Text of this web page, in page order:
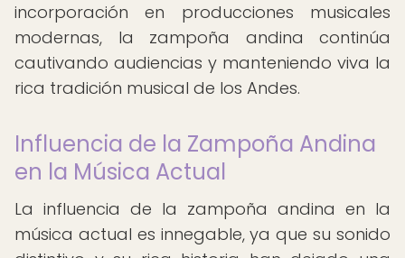
incorporación en producciones musicales
modernas, la zampoña andina continúa
cautivando audiencias y manteniendo viva la
rica tradición musical de los Andes.
Influencia de la Zampoña Andina
en la Música Actual
La influencia de la zampoña andina en la
música actual es innegable, ya que su sonido